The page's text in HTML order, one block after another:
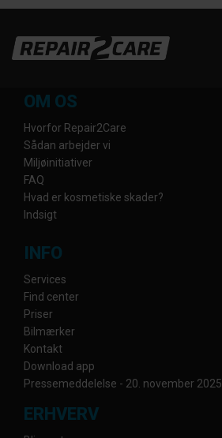
OM OS
Hvorfor Repair2Care
Sådan arbejder vi
Miljøinitiativer
FAQ
Hvad er kosmetiske skader?
Indsigt
INFO
Services
Find center
Priser
Bilmærker
Kontakt
Download app
Pressemeddelelse - 20. november 2025
ERHVERV